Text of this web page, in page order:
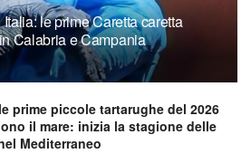
le prime Caretta caretta
Calabria e Campania
prime piccole tartarughe del 2026
il mare: inizia la stagione delle
Mediterraneo